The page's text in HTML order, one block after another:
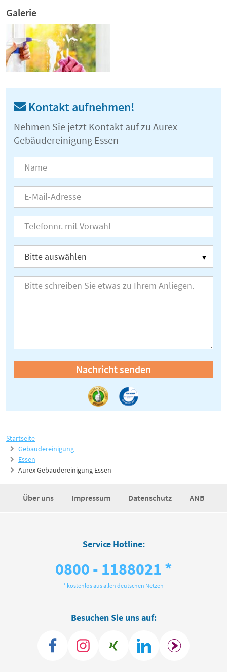
Startseite
Gebäudereinigung
Essen
Aurex Gebäudereinigung Essen
Galerie
Kontakt aufnehmen!
Nehmen Sie jetzt Kontakt auf zu Aurex
Gebäudereinigung Essen
Nachricht senden
Über uns Impressum Datenschutz ANB
Service Hotline:
0800 - 1188021 *
* kostenlos aus allen deutschen Netzen
Besuchen Sie uns auf: